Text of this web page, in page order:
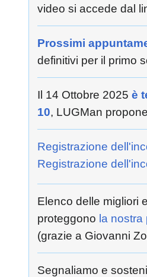
video si accede dal
Prossimi
definitivi per il primo
Il 14 Ottobre 2025 è
10, LUGMan
Registrazione
Registrazione
Elenco delle migliori
proteggono la nostra
(grazie a Giovanni
Segnaliamo e